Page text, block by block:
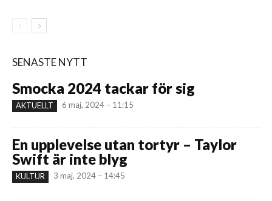
SENASTE NYTT
Smocka 2024 tackar för sig
AKTUELLT 6 maj, 2024 – 11:15
En upplevelse utan tortyr – Taylor
Swift är inte blyg
KULTUR 3 maj, 2024 – 14:45